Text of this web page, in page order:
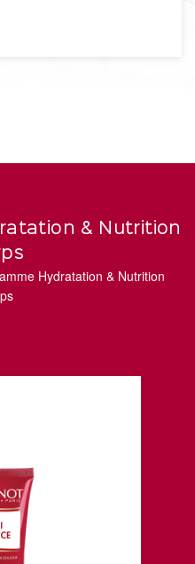
& Nutrition
Hydratation & Nutrition